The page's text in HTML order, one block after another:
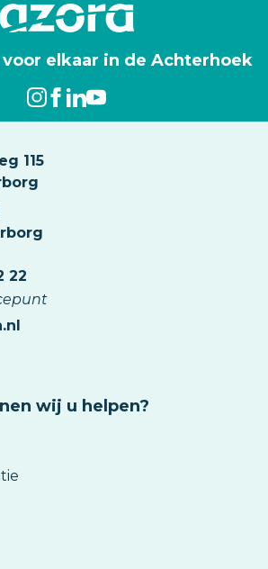
elkaar in de Achterhoek
115
22
wij u helpen?